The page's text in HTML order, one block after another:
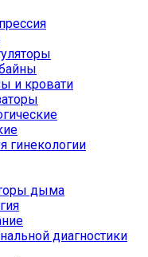
и кровати
гинекологии
дыма
диагностики